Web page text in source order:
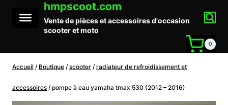
contenu
hmpscoot.com
Vente de pièces et accessoires d'occasion
scooter et moto
0
Accueil / Boutique / scooter / radiateur de refroidissement et
accessoires / pompe à eau yamaha tmax 530 (2012 – 2016)